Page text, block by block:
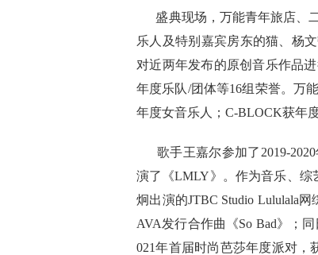
盛典现场，万能青年旅店、二
乐人及特别嘉宾房东的猫、杨
对近两年发布的原创音乐作品
年度乐队/团体等16组荣誉。万
年度女音乐人；C-BLOCK获年
歌手王嘉尔参加了2019-2020
演了《LMLY》。作为音乐、综
炯出演的JTBC Studio Lululala
AVA发行合作曲《So Bad》；
021年首届时尚芭莎年度派对，